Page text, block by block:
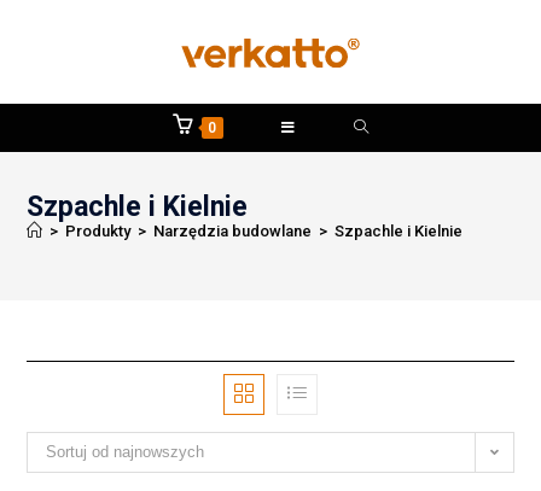
0
Szpachle i Kielnie
> Produkty > Narzędzia budowlane > Szpachle i Kielnie
Sortuj od najnowszych